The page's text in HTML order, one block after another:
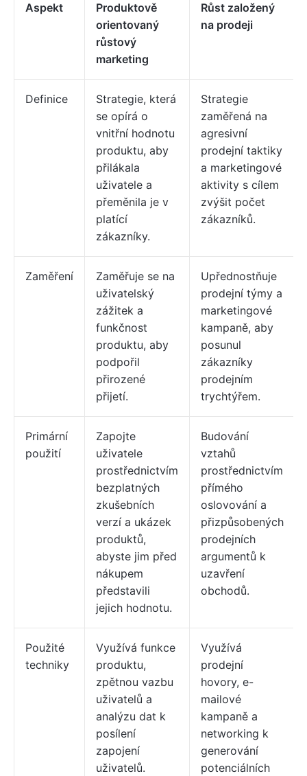
Aspekt
Produktově
orientovaný
růstový
marketing
Růst založený
na prodeji
Definice
Strategie, která
se opírá o
vnitřní hodnotu
produktu, aby
přilákala
uživatele a
přeměnila je v
platící
zákazníky.
Strategie
zaměřená na
agresivní
prodejní taktiky
a marketingové
aktivity s cílem
zvýšit počet
zákazníků.
Zaměření
Zaměřuje se na
uživatelský
zážitek a
funkčnost
produktu, aby
podpořil
přirozené
přijetí.
Upřednostňuje
prodejní týmy a
marketingové
kampaně, aby
posunul
zákazníky
prodejním
trychtýřem.
Primární
použití
Zapojte
uživatele
prostřednictvím
bezplatných
zkušebních
verzí a ukázek
produktů,
abyste jim před
nákupem
představili
jejich hodnotu.
Budování
vztahů
prostřednictvím
přímého
oslovování a
přizpůsobených
prodejních
argumentů k
uzavření
obchodů.
Použité
techniky
Využívá funkce
produktu,
zpětnou vazbu
uživatelů a
analýzu dat k
posílení
zapojení
uživatelů.
Využívá
prodejní
hovory, e-
mailové
kampaně a
networking k
generování
potenciálních